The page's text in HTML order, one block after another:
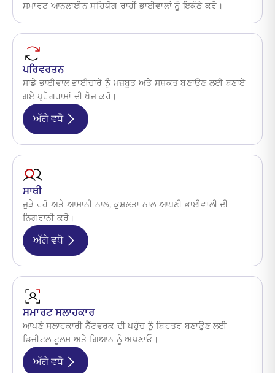
ਸਮਾਰਟ ਆਨਲਾਈਨ ਸਹਿਯੋਗ ਰਾਹੀਂ ਭਾਈਵਾਲਾਂ ਨੂੰ ਇਕੱਠੇ ਕਰੋ।
ਪਰਿਵਰਤਨ
ਸਾਡੇ ਭਾਈਵਾਲ ਭਾਈਚਾਰੇ ਨੂੰ ਮਜ਼ਬੂਤ ਅਤੇ ਸਸ਼ਕਤ ਬਣਾਉਣ ਲਈ ਬਣਾਏ
ਗਏ ਪ੍ਰੋਗਰਾਮਾਂ ਦੀ ਖੋਜ ਕਰੋ।
ਅੱਗੇ ਵਧੋ
ਸਾਥੀ
ਜੁੜੇ ਰਹੋ ਅਤੇ ਆਸਾਨੀ ਨਾਲ, ਕੁਸ਼ਲਤਾ ਨਾਲ ਆਪਣੀ ਭਾਈਵਾਲੀ ਦੀ
ਨਿਗਰਾਨੀ ਕਰੋ।
ਅੱਗੇ ਵਧੋ
ਸਮਾਰਟ ਸਲਾਹਕਾਰ
ਆਪਣੇ ਸਲਾਹਕਾਰੀ ਨੈੱਟਵਰਕ ਦੀ ਪਹੁੰਚ ਨੂੰ ਬਿਹਤਰ ਬਣਾਉਣ ਲਈ
ਡਿਜੀਟਲ ਟੂਲਸ ਅਤੇ ਗਿਆਨ ਨੂੰ ਅਪਣਾਓ।
ਅੱਗੇ ਵਧੋ